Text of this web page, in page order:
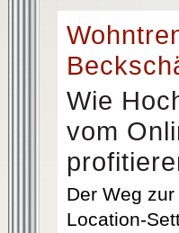
Wie
vom
Der Weg
Location-